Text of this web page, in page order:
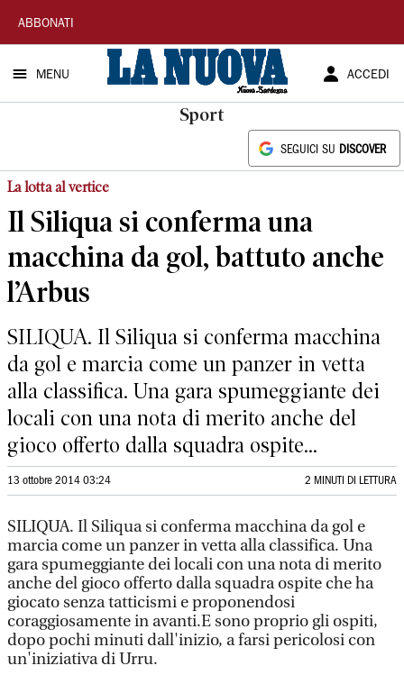
La
Nuova
Sardegna
ABBONATI
MENU ACCEDI
Sport
SEGUICI SU DISCOVER
La lotta al vertice
Il Siliqua si conferma una
macchina da gol, battuto anche
l’Arbus
SILIQUA. Il Siliqua si conferma macchina
da gol e marcia come un panzer in vetta
alla classifica. Una gara spumeggiante dei
locali con una nota di merito anche del
gioco offerto dalla squadra ospite...
13 ottobre 2014 03:24 2 MINUTI DI LETTURA
SILIQUA. Il Siliqua si conferma macchina da gol e
marcia come un panzer in vetta alla classifica. Una
gara spumeggiante dei locali con una nota di merito
anche del gioco offerto dalla squadra ospite che ha
giocato senza tatticismi e proponendosi
coraggiosamente in avanti.E sono proprio gli ospiti,
dopo pochi minuti dall'inizio, a farsi pericolosi con
un'iniziativa di Urru.